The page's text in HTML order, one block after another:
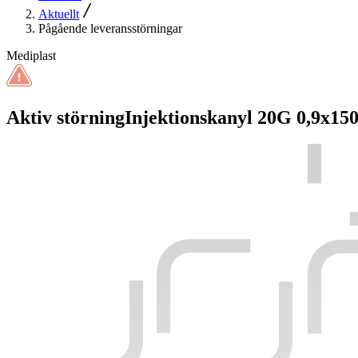
Aktuellt
Pågående leveransstörningar
Mediplast
Aktiv störningInjektionskanyl 20G